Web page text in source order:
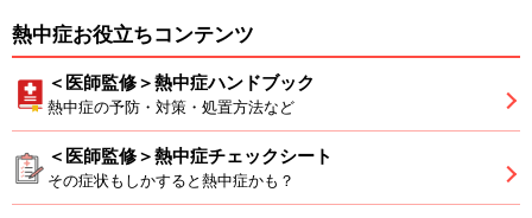
熱中症お役立ちコンテンツ
＜医師監修＞熱中症ハンドブック
熱中症の予防・対策・処置方法など
＜医師監修＞熱中症チェックシート
その症状もしかすると熱中症かも？